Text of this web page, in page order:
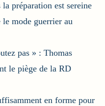
préparation est sereine
mode guerrier au
pas » : Thomas
le piège de la RD
en forme pour